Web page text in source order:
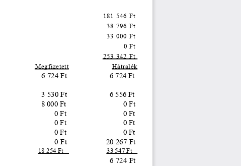
181 546 Ft
38 796 Ft
33 000 Ft
0 Ft
253 342 Ft
Megfizetett Hátralék
6 724 Ft 6 724 Ft
3 530 Ft
6 556 Ft
8 000 Ft
0 Ft
0 Ft
0 Ft
0 Ft
0 Ft
0 Ft
0 Ft
0 Ft
20 267 Ft
18 254 Ft
33 547 Ft
6 724 Ft